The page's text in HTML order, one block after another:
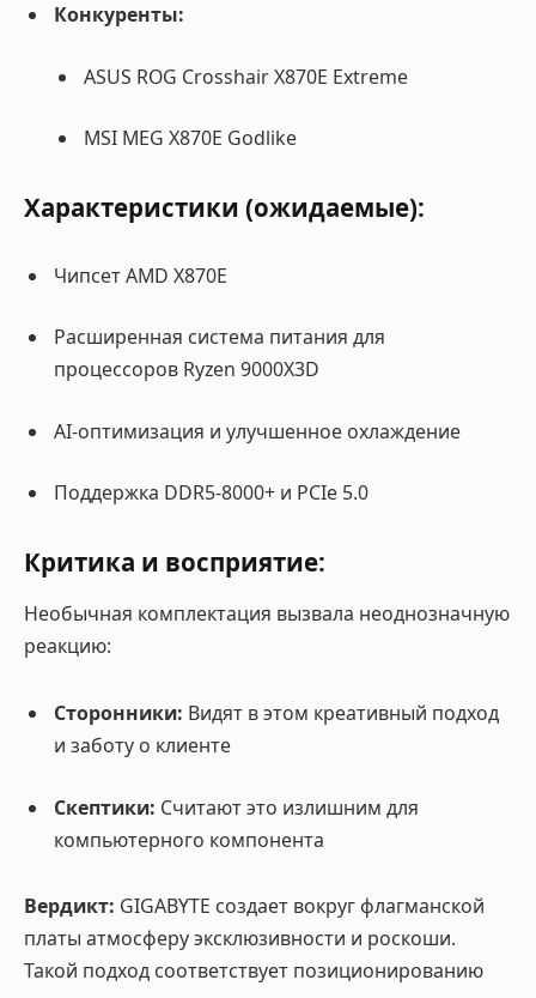
Конкуренты:
ASUS ROG Crosshair X870E Extreme
MSI MEG X870E Godlike
Характеристики (ожидаемые):
Чипсет AMD X870E
Расширенная система питания для
процессоров Ryzen 9000X3D
AI-оптимизация и улучшенное охлаждение
Поддержка DDR5-8000+ и PCIe 5.0
Критика и восприятие:
Необычная комплектация вызвала неоднозначную
реакцию:
Сторонники: Видят в этом креативный подход
и заботу о клиенте
Скептики: Считают это излишним для
компьютерного компонента
Вердикт: GIGABYTE создает вокруг флагманской
платы атмосферу эксклюзивности и роскоши.
Такой подход соответствует позиционированию